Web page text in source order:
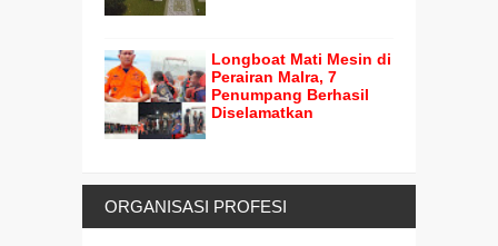
Longboat Mati Mesin di
Perairan Malra, 7
Penumpang Berhasil
Diselamatkan
ORGANISASI PROFESI